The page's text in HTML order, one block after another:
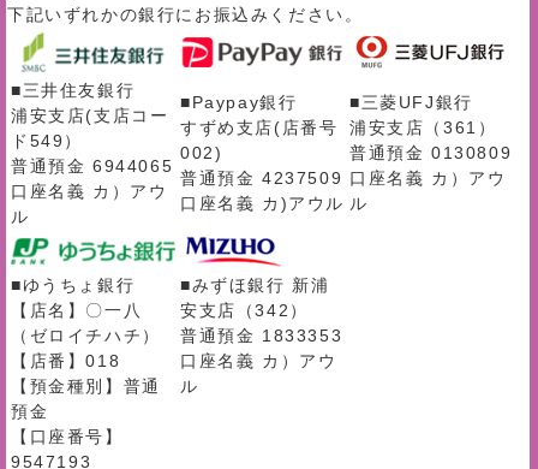
下記いずれかの銀行にお振込みください。
■三井住友銀行
浦安支店(支店コー
ド549）
普通預金 6944065
口座名義 カ）アウ
ル
■Paypay銀行
すずめ支店(店番号
002)
普通預金 4237509
口座名義 カ)アウル
■三菱UFJ銀行
浦安支店（361）
普通預金 0130809
口座名義 カ）アウ
ル
■ゆうちょ銀行
【店名】〇一八
（ゼロイチハチ）
【店番】018
【預金種別】普通
預金
【口座番号】
9547193
■みずほ銀行 新浦
安支店（342）
普通預金 1833353
口座名義 カ）アウ
ル